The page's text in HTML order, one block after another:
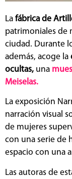
La fábrica de
patrimoniales de
ciudad. Durante
además, acoge la
ocultas, una
Meiselas.
La exposición
narración visual
de mujeres
con una serie de
espacio con una
Las autoras de